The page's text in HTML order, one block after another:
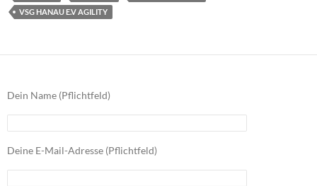
VSG HANAU E.V AGILITY
Dein Name (Pflichtfeld)
Deine E-Mail-Adresse (Pflichtfeld)